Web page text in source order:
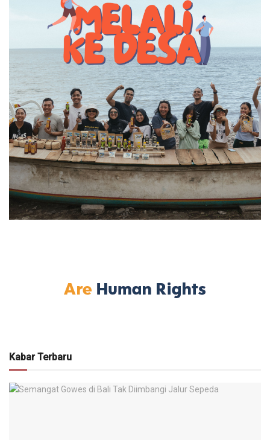
Kabar Terbaru